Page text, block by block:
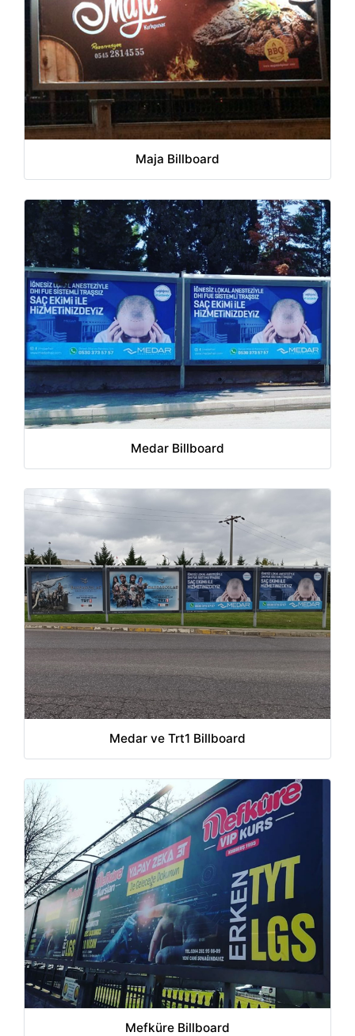
Maja Billboard
Medar Billboard
Medar ve Trt1 Billboard
Mefküre Billboard